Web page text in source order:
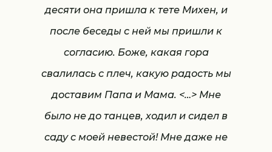
десяти она пришла к тете Михен, и
после беседы с ней мы пришли к
согласию. Боже, какая гора
свалилась с плеч, какую радость мы
доставим Папа и Мама. <…> Мне
было не до танцев, ходил и сидел в
саду с моей невестой! Мне даже не